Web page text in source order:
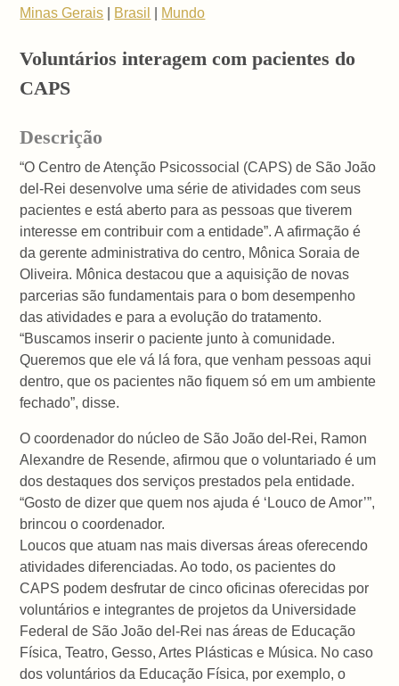
Minas Gerais
Brasil Mundo
Voluntários interagem com pacientes do
CAPS
Descrição
“O Centro de Atenção Psicossocial (CAPS) de São João
del-Rei desenvolve uma série de atividades com seus
pacientes e está aberto para as pessoas que tiverem
interesse em contribuir com a entidade”. A afirmação é
da gerente administrativa do centro, Mônica Soraia de
Oliveira. Mônica destacou que a aquisição de novas
parcerias são fundamentais para o bom desempenho
das atividades e para a evolução do tratamento.
“Buscamos inserir o paciente junto à comunidade.
Queremos que ele vá lá fora, que venham pessoas aqui
dentro, que os pacientes não fiquem só em um ambiente
fechado”, disse.
O coordenador do núcleo de São João del-Rei, Ramon
Alexandre de Resende, afirmou que o voluntariado é um
dos destaques dos serviços prestados pela entidade.
“Gosto de dizer que quem nos ajuda é ‘Louco de Amor’”,
brincou o coordenador.
Loucos que atuam nas mais diversas áreas oferecendo
atividades diferenciadas. Ao todo, os pacientes do
CAPS podem desfrutar de cinco oficinas oferecidas por
voluntários e integrantes de projetos da Universidade
Federal de São João del-Rei nas áreas de Educação
Física, Teatro, Gesso, Artes Plásticas e Música. No caso
dos voluntários da Educação Física, por exemplo, o